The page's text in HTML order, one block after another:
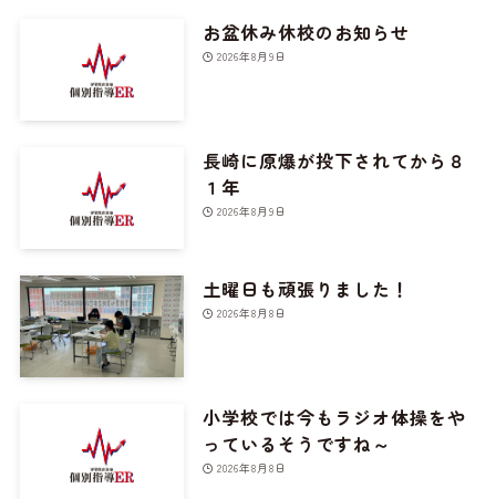
お盆休み休校のお知らせ
2026年8月9日
長崎に原爆が投下されてから８
１年
2026年8月9日
土曜日も頑張りました！
2026年8月8日
小学校では今もラジオ体操をや
っているそうですね～
2026年8月8日